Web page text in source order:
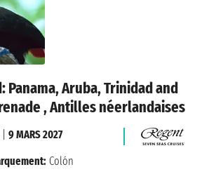
Panama, Aruba, Trinidad and
, Antilles néerlandaises
9 MARS 2027
Colón